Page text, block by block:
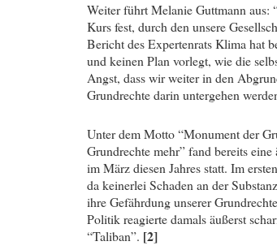
Weiter führt Melanie Guttmann
Kurs fest, durch den unsere
Bericht des Expertenrats Klima hat
und keinen Plan vorlegt, wie die
Angst, dass wir weiter in den
Grundrechte darin untergehen
Unter dem Motto “Monument der
Grundrechte mehr” fand bereits
im März diesen Jahres statt. Im
da keinerlei Schaden an der
ihre Gefährdung unserer
Politik reagierte damals äußerst
“Taliban”. [2]